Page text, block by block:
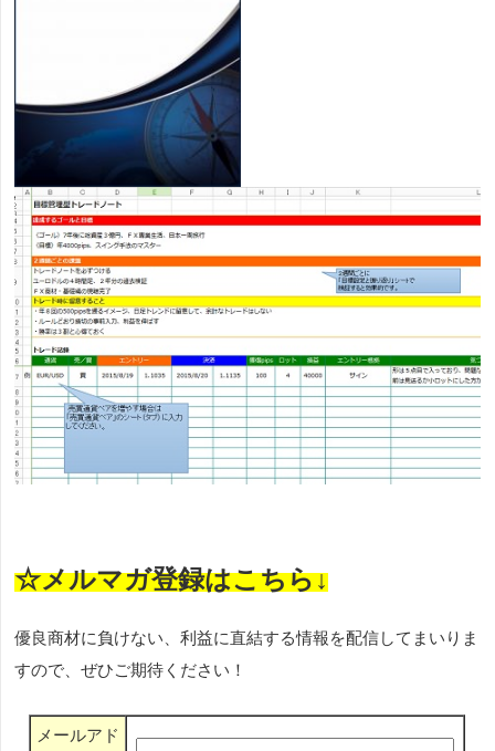
☆メルマガ登録はこちら↓
優良商材に負けない、利益に直結する情報を配信してまいりま
すので、ぜひご期待ください！
メールアド